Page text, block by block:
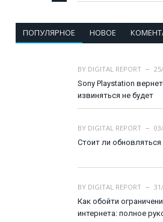
ПОПУЛЯРНОЕ НОВОЕ
BY DIGITAL REPORT
Sony Playstation
извиняться не будет
BY DIGITAL REPORT
Стоит ли обновляться
BY DIGITAL REPORT
Как обойти
интернета: полное